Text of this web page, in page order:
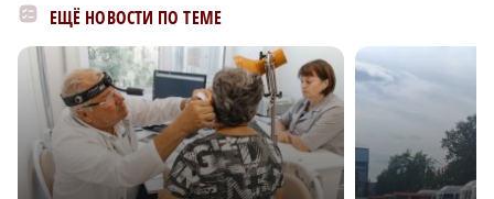
ЕЩЁ НОВОСТИ ПО ТЕМЕ